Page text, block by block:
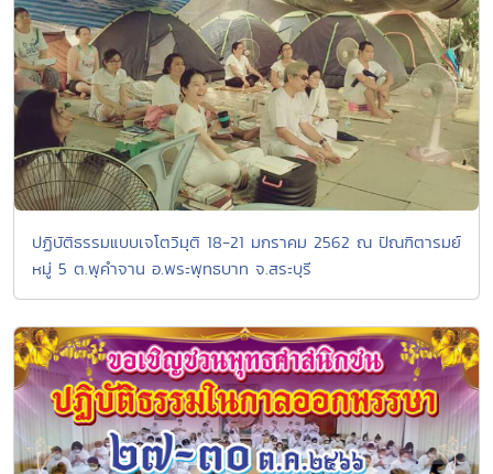
ปฏิบัติธรรมแบบเจโตวิมุติ 18-21 มกราคม 2562 ณ ปัณฑิตารมย์
หมู่ 5 ต.พุคำจาน อ.พระพุทธบาท จ.สระบุรี